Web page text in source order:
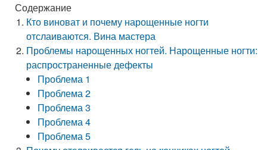
Содержание
Кто виноват и почему нарощенные ногти
отслаиваются. Вина мастера
Проблемы нарощенных ногтей. Нарощенные ногти:
распространенные дефекты
Проблема 1
Проблема 2
Проблема 3
Проблема 4
Проблема 5